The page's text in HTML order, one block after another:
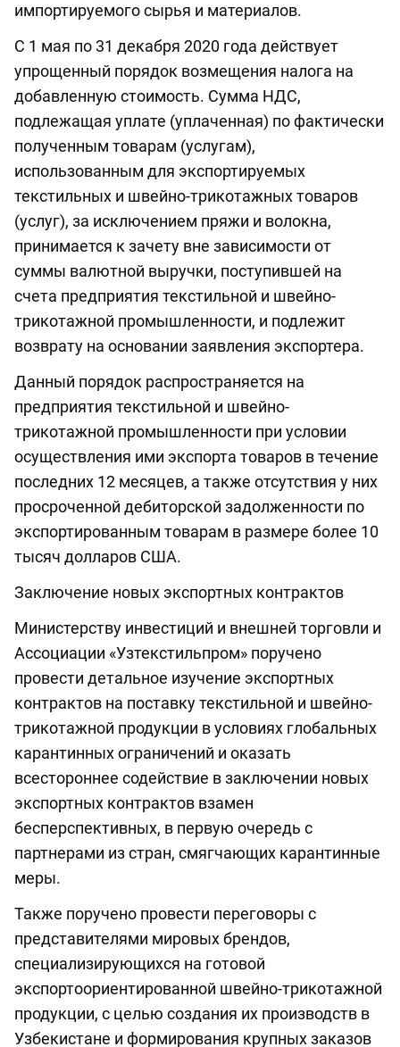
импортируемого сырья и материалов.
С 1 мая по 31 декабря 2020 года действует
упрощенный порядок возмещения налога на
добавленную стоимость. Сумма НДС,
подлежащая уплате (уплаченная) по фактически
полученным товарам (услугам),
использованным для экспортируемых
текстильных и швейно-трикотажных товаров
(услуг), за исключением пряжи и волокна,
принимается к зачету вне зависимости от
суммы валютной выручки, поступившей на
счета предприятия текстильной и швейно-
трикотажной промышленности, и подлежит
возврату на основании заявления экспортера.
Данный порядок распространяется на
предприятия текстильной и швейно-
трикотажной промышленности при условии
осуществления ими экспорта товаров в течение
последних 12 месяцев, а также отсутствия у них
просроченной дебиторской задолженности по
экспортированным товарам в размере более 10
тысяч долларов США.
Заключение новых экспортных контрактов
Министерству инвестиций и внешней торговли и
Ассоциации «Узтекстильпром» поручено
провести детальное изучение экспортных
контрактов на поставку текстильной и швейно-
трикотажной продукции в условиях глобальных
карантинных ограничений и оказать
всестороннее содействие в заключении новых
экспортных контрактов взамен
бесперспективных, в первую очередь с
партнерами из стран, смягчающих карантинные
меры.
Также поручено провести переговоры с
представителями мировых брендов,
специализирующихся на готовой
экспортоориентированной швейно-трикотажной
продукции, с целью создания их производств в
Узбекистане и формирования крупных заказов